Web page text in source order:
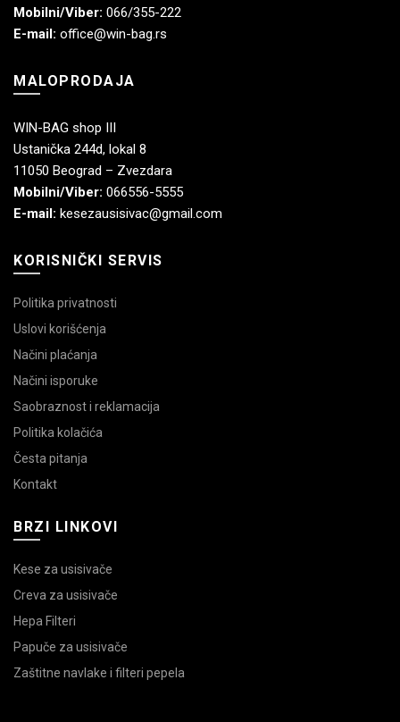
Mobilni/Viber: 066/355-222
E-mail: office@win-bag.rs
MALOPRODAJA
WIN-BAG shop III
Ustanička 244d, lokal 8
11050 Beograd – Zvezdara
Mobilni/Viber: 066556-5555
E-mail: kesezausisivac@gmail.com
KORISNIČKI SERVIS
Politika privatnosti
Uslovi korišćenja
Načini plaćanja
Načini isporuke
Saobraznost i reklamacija
Politika kolačića
Česta pitanja
Kontakt
BRZI LINKOVI
Kese za usisivače
Creva za usisivače
Hepa Filteri
Papuče za usisivače
Zaštitne navlake i filteri pepela